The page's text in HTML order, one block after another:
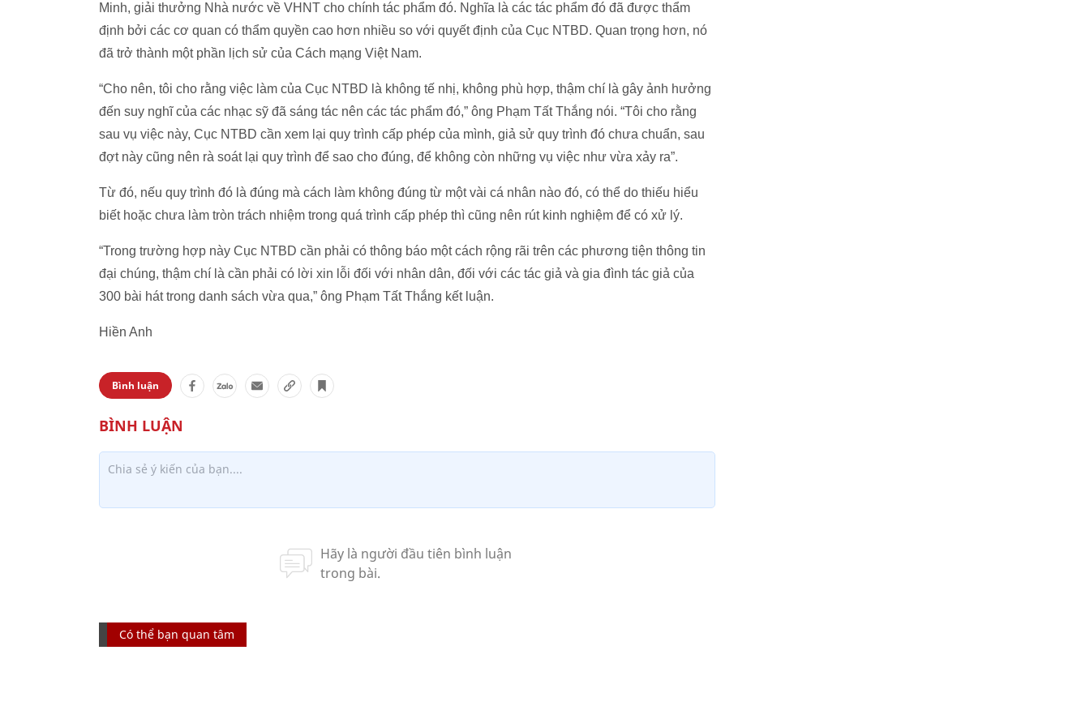
Minh, giải thưởng Nhà nước về VHNT cho chính tác phẩm đó. Nghĩa là các tác phẩm đó đã được thẩm
định bởi các cơ quan có thẩm quyền cao hơn nhiều so với quyết định của Cục NTBD. Quan trọng hơn, nó
đã trở thành một phần lịch sử của Cách mạng Việt Nam.
“Cho nên, tôi cho rằng việc làm của Cục NTBD là không tế nhị, không phù hợp, thậm chí là gây ảnh hưởng
đến suy nghĩ của các nhạc sỹ đã sáng tác nên các tác phẩm đó,” ông Phạm Tất Thắng nói. “Tôi cho rằng
sau vụ việc này, Cục NTBD cần xem lại quy trình cấp phép của mình, giả sử quy trình đó chưa chuẩn, sau
đợt này cũng nên rà soát lại quy trình để sao cho đúng, để không còn những vụ việc như vừa xảy ra”.
Từ đó, nếu quy trình đó là đúng mà cách làm không đúng từ một vài cá nhân nào đó, có thể do thiếu hiểu
biết hoặc chưa làm tròn trách nhiệm trong quá trình cấp phép thì cũng nên rút kinh nghiệm để có xử lý.
“Trong trường hợp này Cục NTBD cần phải có thông báo một cách rộng rãi trên các phương tiện thông tin
đại chúng, thậm chí là cần phải có lời xin lỗi đối với nhân dân, đối với các tác giả và gia đình tác giả của
300 bài hát trong danh sách vừa qua,” ông Phạm Tất Thắng kết luận.
Hiền Anh
Bình luận
Có thể bạn quan tâm